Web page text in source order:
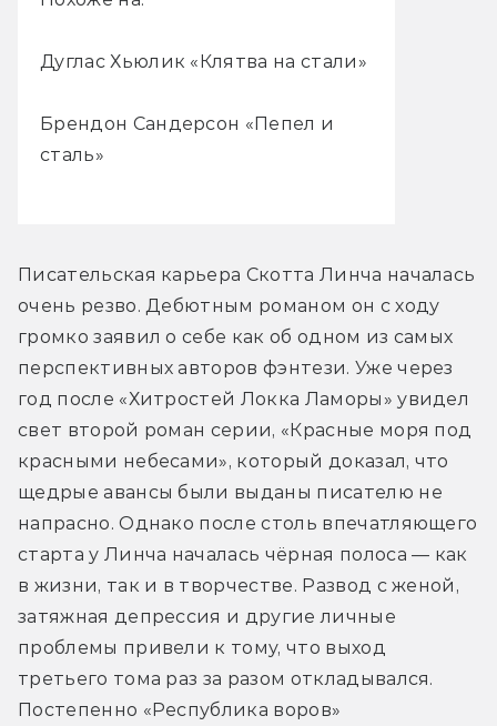
Дуглас Хьюлик «Клятва на стали»
Брендон Сандерсон «Пепел и
сталь»
Писательская карьера Скотта Линча началась
очень резво. Дебютным романом он с ходу
громко заявил о себе как об одном из самых
перспективных авторов фэнтези. Уже через
год после «Хитростей Локка Ламоры» увидел
свет второй роман серии, «Красные моря под
красными небесами», который доказал, что
щедрые авансы были выданы писателю не
напрасно. Однако после столь впечатляющего
старта у Линча началась чёрная полоса — как
в жизни, так и в творчестве. Развод с женой,
затяжная депрессия и другие личные
проблемы привели к тому, что выход
третьего тома раз за разом откладывался.
Постепенно «Республика воров»